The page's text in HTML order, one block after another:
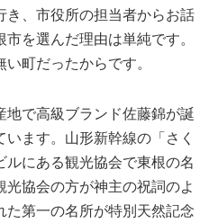
き、市役所の担当者からお話
を選んだ理由は単純です。
町だったからです。
で高級ブランド佐藤錦が誕
ます。山形新幹線の「さく
ルにある観光協会で東根の名
協会の方が神主の祝詞のよ
た第一の名所が特別天然記念